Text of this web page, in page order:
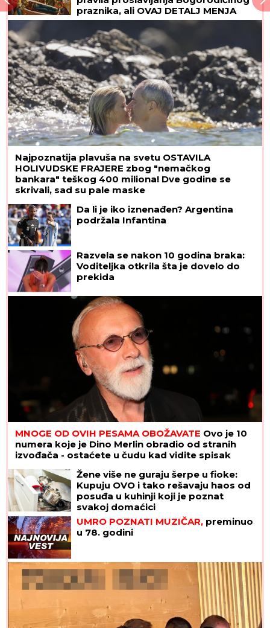
praznika, ali OVAJ DETALJ MENJA
SVE
Najpoznatija plavuša na svetu OSTAVILA
HOLIVUDSKE FRAJERE zbog "nemačkog
bankara" teškog 400 miliona! Dve godine se
skrivali, sad su pale maske
Da li je iko iznenađen? Argentina
podržala Infantina
Razvela se nakon 10 godina braka:
Voditeljka otkrila šta je dovelo do
prekida
MNOGE OD OVIH PESAMA OBOŽAVATE Ovo je 10
numera koje je Dino Merlin obradio od stranih
izvođača - ostaćete u čudu kad vidite spisak
Žene više ne guraju šerpe u fioke:
Kupuju OVO i tako rešavaju haos od
posuđa u kuhinji koji je poznat
svakoj domaćici
UMRO POZNATI MUZIČAR, preminuo
u 78. godini